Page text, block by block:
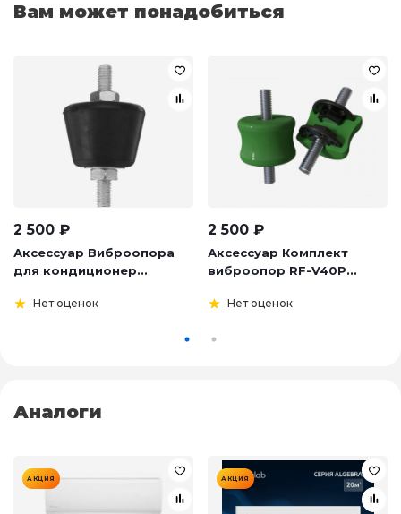
Вам может понадобиться
2 500 ₽
Аксессуар Виброопора
для кондиционер...
Нет оценок
2 500 ₽
Аксессуар Комплект
виброопор RF-V40P...
Нет оценок
Аналоги
АКЦИЯ АКЦИЯ